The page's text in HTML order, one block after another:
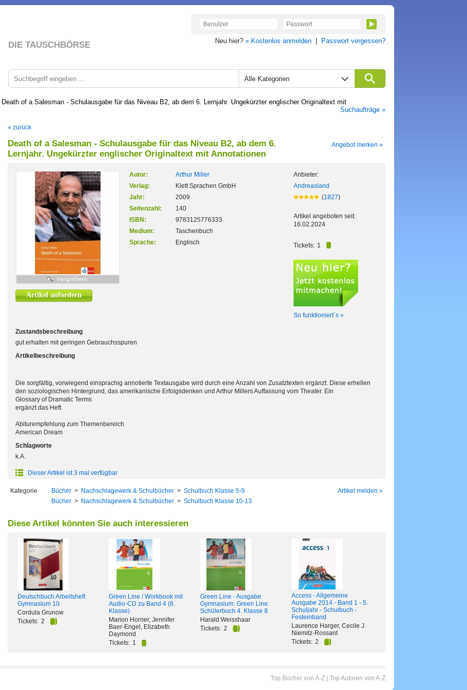
DIE TAUSCHBÖRSE Neu hier? » Kostenlos anmelden Passwort vergessen?
Alle Kategorien
Death of a Salesman - Schulausgabe für das Niveau B2, ab dem 6. Lernjahr. Ungekürzter englischer Originaltext mit
Suchaufträge »
« zurück
Death of a Salesman - Schulausgabe für das Niveau B2, ab dem 6.
Lernjahr. Ungekürzter englischer Originaltext mit Annotationen
Angebot merken »
Artikel anfordern
Autor:
Arthur Miller
Verlag:
Klett Sprachen GmbH
Jahr:
2009
Seitenzahl:
140
ISBN:
9783125776333
Medium:
Taschenbuch
Sprache:
Englisch
Anbieter:
Andreasland
(1827)
Artikel angeboten seit:
16.02.2024
Tickets: 1
So funktioniert´s »
Zustandsbeschreibung
gut erhalten mit geringen Gebrauchsspuren
Artikelbeschreibung
Die sorgfältig, vorwiegend einsprachig annotierte Textausgabe wird durch eine Anzahl von Zusatztexten ergänzt. Diese erhellen
den soziologischen Hintergrund, das amerikanische Erfolgsdenken und Arthur Millers Auffassung vom Theater. Ein
Glossary of Dramatic Terms
ergänzt das Heft.
Abiturempfehlung zum Themenbereich
American Dream
Schlagworte
k.A.
Dieser Artikel ist 3 mal verfügbar
Kategorie Bücher > Nachschlagewerk & Schulbücher > Schulbuch Klasse 5-9
Bücher > Nachschlagewerk & Schulbücher > Schulbuch Klasse 10-13
Artikel melden »
Diese Artikel könnten Sie auch interessieren
Deutschbuch Arbeitsheft
Gymnasium 10
Cordula Grunow
Tickets: 2
Green Line / Workbook mit
Audio-CD zu Band 4 (8.
Klasse)
Marion Horner, Jennifer
Baer-Engel, Elizabeth
Daymond
Tickets: 1
Green Line - Ausgabe
Gymnasium: Green Line.
Schülerbuch 4. Klasse 8
Harald Weisshaar
Tickets: 2
Access - Allgemeine
Ausgabe 2014 - Band 1 - 5.
Schuljahr - Schulbuch -
Festeinband
Laurence Harger, Cecile J.
Niemitz-Rossant
Tickets: 2
Top Bücher von A-Z Top Autoren von A-Z